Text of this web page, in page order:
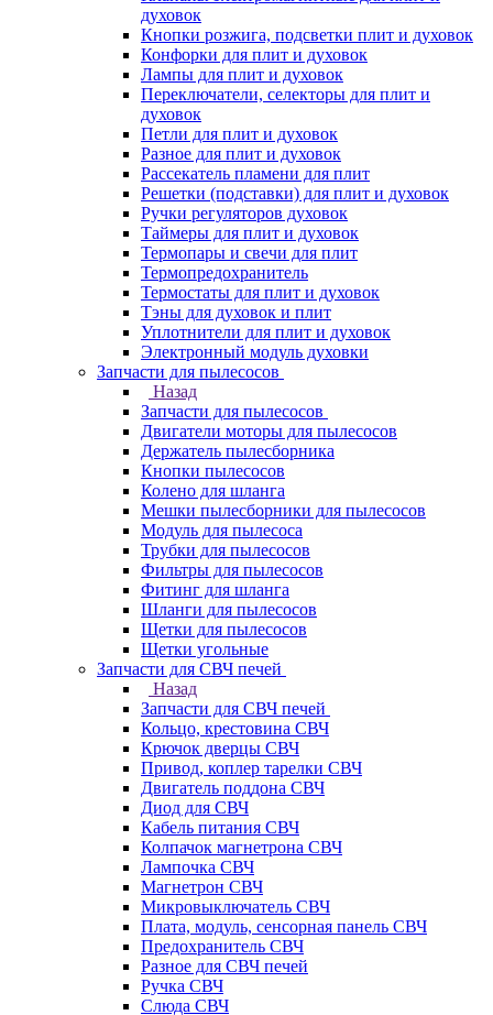
духовок
Кнопки розжига, подсветки плит и духовок
Конфорки для плит и духовок
Лампы для плит и духовок
Переключатели, селекторы для плит и
духовок
Петли для плит и духовок
Разное для плит и духовок
Рассекатель пламени для плит
Решетки (подставки) для плит и духовок
Ручки регуляторов духовок
Таймеры для плит и духовок
Термопары и свечи для плит
Термопредохранитель
Термостаты для плит и духовок
Тэны для духовок и плит
Уплотнители для плит и духовок
Электронный модуль духовки
Запчасти для пылесосов
Назад
Запчасти для пылесосов
Двигатели моторы для пылесосов
Держатель пылесборника
Кнопки пылесосов
Колено для шланга
Мешки пылесборники для пылесосов
Модуль для пылесоса
Трубки для пылесосов
Фильтры для пылесосов
Фитинг для шланга
Шланги для пылесосов
Щетки для пылесосов
Щетки угольные
Запчасти для СВЧ печей
Назад
Запчасти для СВЧ печей
Кольцо, крестовина СВЧ
Крючок дверцы СВЧ
Привод, коплер тарелки СВЧ
Двигатель поддона СВЧ
Диод для СВЧ
Кабель питания СВЧ
Колпачок магнетрона СВЧ
Лампочка СВЧ
Магнетрон СВЧ
Микровыключатель СВЧ
Плата, модуль, сенсорная панель СВЧ
Предохранитель СВЧ
Разное для СВЧ печей
Ручка СВЧ
Слюда СВЧ